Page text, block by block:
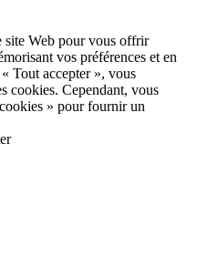
site Web pour vous offrir
vos préférences et en
Tout accepter », vous
cookies. Cependant, vous
» pour fournir un